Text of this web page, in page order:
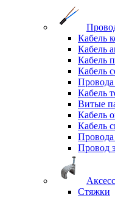
Кабель
Кабель
Кабель
Кабель
Кабель
Витые
Кабель
Кабель
Провод
Стяжки